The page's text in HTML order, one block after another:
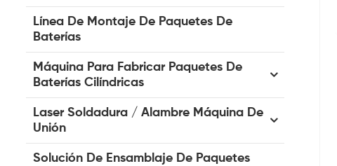
Línea De Montaje De Paquetes De
Baterías
Máquina Para Fabricar Paquetes De
Baterías Cilíndricas
Laser Soldadura / Alambre Máquina De
Unión
Solución De Ensamblaje De Paquetes